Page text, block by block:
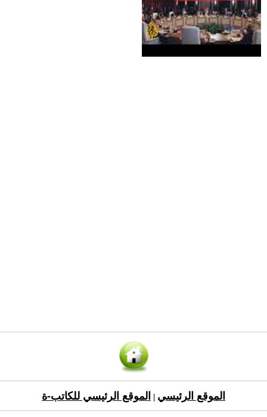
الموقع الرئيسي الموقع الرئيسي للكاتب-ة